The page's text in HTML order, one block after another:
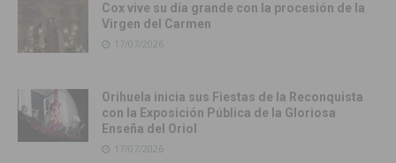
Cox vive su día grande con la procesión de la
Virgen del Carmen
17/07/2026
Orihuela inicia sus Fiestas de la Reconquista
con la Exposición Pública de la Gloriosa
Enseña del Oriol
17/07/2026